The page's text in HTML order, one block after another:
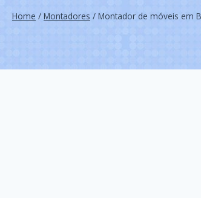
Home / Montadores / Montador de móveis em